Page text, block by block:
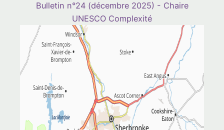
Bulletin n°24 (décembre 2025) - Chaire
UNESCO Complexité